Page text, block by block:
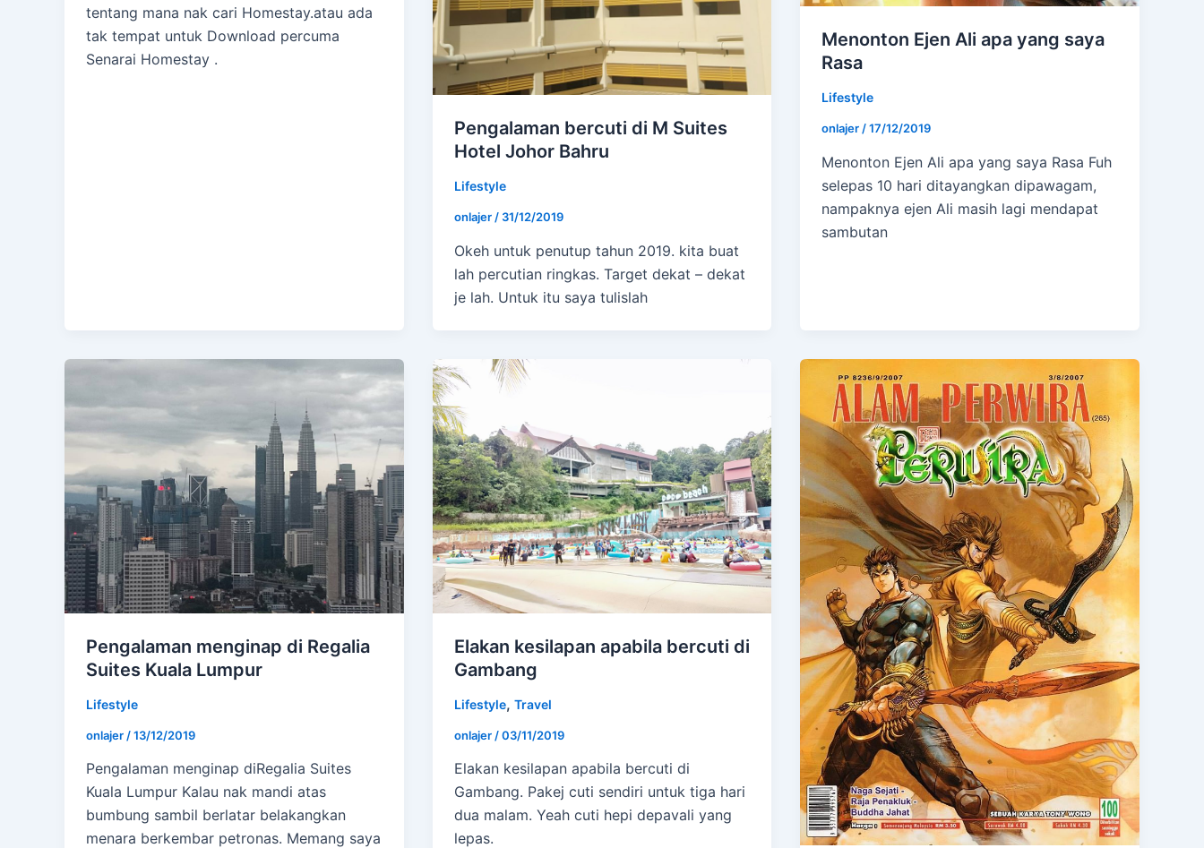
tentang mana nak cari Homestay.atau ada
tak tempat untuk Download percuma
Senarai Homestay .
Pengalaman bercuti di M Suites
Hotel Johor Bahru
Lifestyle
onlajer/ 31/12/2019
Okeh untuk penutup tahun 2019. kita buat
lah percutian ringkas. Target dekat – dekat
je lah. Untuk itu saya tulislah
Menonton Ejen Ali apa yang saya
Rasa
Lifestyle
onlajer /17/12/2019
Menonton Ejen Ali apa yang saya Rasa Fuh
selepas 10 hari ditayangkan dipawagam,
nampaknya ejen Ali masih lagi mendapat
sambutan
Pengalaman menginap di Regalia
Suites Kuala Lumpur
Lifestyle
onlajer /13/12/2019
Pengalaman menginap diRegalia Suites
Kuala Lumpur Kalau nak mandi atas
bumbung sambil berlatar belakangkan
menara berkembar petronas. Memang saya
Elakan kesilapan apabila bercuti di
Gambang
Lifestyle, Travel
onlajer /03/11/2019
Elakan kesilapan apabila bercuti di
Gambang. Pakej cuti sendiri untuk tiga hari
dua malam. Yeah cuti hepi depavali yang
lepas.